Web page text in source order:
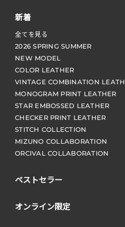
新着
全てを見る
2026 SPRING SUMMER
NEW MODEL
COLOR LEATHER
VINTAGE COMBINATION
MONOGRAM PRINT LEATHER
STAR EMBOSSED LEATHER
CHECKER PRINT LEATHER
STITCH COLLECTION
MIZUNO COLLABORATION
ORCIVAL COLLABORATION
ベストセラー
オンライン限定